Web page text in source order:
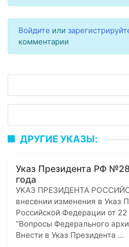
Войдите или
комментарии
ДРУГИЕ УКАЗЫ:
Указ Президента РФ
года
УКАЗ ПРЕЗИДЕНТА
внесении изменения в Указ
Российской Федерации от
’’Вопросы Федерального
Внести в Указ Президента …